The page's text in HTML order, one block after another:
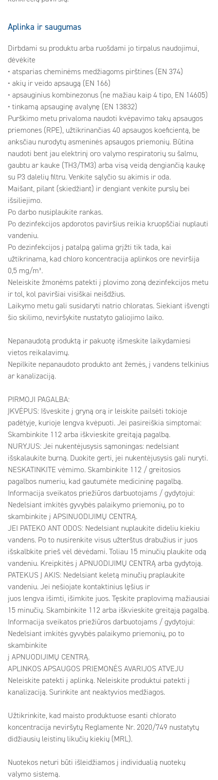
Aplinka ir saugumas
Dirbdami su produktu arba ruošdami jo tirpalus naudojimui,
dėvėkite
• atsparias cheminėms medžiagoms pirštines (EN 374)
• akių ir veido apsaugą (EN 166)
• apsauginius kombinezonus (ne mažiau kaip 4 tipo, EN 14605)
• tinkamą apsauginę avalynę (EN 13832)
Purškimo metu privaloma naudoti kvėpavimo takų apsaugos
priemones (RPE), užtikrinančias 40 apsaugos koeficientą, be
anksčiau nurodytų asmeninės apsaugos priemonių. Būtina
naudoti bent jau elektrinį oro valymo respiratorių su šalmu,
gaubtu ar kauke (TH3/TM3) arba visą veidą dengiančią kaukę
su P3 dalelių filtru. Venkite sąlyčio su akimis ir oda.
Maišant, pilant (skiedžiant) ir dengiant venkite purslų bei
išsiliejimo.
Po darbo nusiplaukite rankas.
Po dezinfekcijos apdorotos paviršius reikia kruopščiai nuplauti
vandeniu.
Po dezinfekcijos į patalpą galima grįžti tik tada, kai
užtikrinama, kad chloro koncentracija aplinkos ore neviršija
0,5 mg/m³.
Neleiskite žmonėms patekti į plovimo zoną dezinfekcijos metu
ir tol, kol paviršiai visiškai neišdžius.
Laikymo metu gali susidaryti natrio chloratas. Siekiant išvengti
šio skilimo, neviršykite nustatyto galiojimo laiko.
Nepanaudotą produktą ir pakuotę išmeskite laikydamiesi
vietos reikalavimų.
Nepilkite nepanaudoto produkto ant žemės, į vandens telkinius
ar kanalizaciją.
PIRMOJI PAGALBA:
ĮKVĖPUS: Išveskite į gryną orą ir leiskite pailsėti tokioje
padėtyje, kurioje lengva kvėpuoti. Jei pasireiškia simptomai:
Skambinkite 112 arba iškvieskite greitąją pagalbą.
NURYJUS: Jei nukentėjusysis sąmoningas: nedelsiant
išskalaukite burną. Duokite gerti, jei nukentėjusysis gali nuryti.
NESKATINKITE vėmimo. Skambinkite 112 / greitosios
pagalbos numeriu, kad gautumėte medicininę pagalbą.
Informacija sveikatos priežiūros darbuotojams / gydytojui:
Nedelsiant imkitės gyvybės palaikymo priemonių, po to
skambinkite į APSINUODIJIMŲ CENTRĄ.
JEI PATEKO ANT ODOS: Nedelsiant nuplaukite dideliu kiekiu
vandens. Po to nusirenkite visus užterštus drabužius ir juos
išskalbkite prieš vėl dėvėdami. Toliau 15 minučių plaukite odą
vandeniu. Kreipkitės į APNUODIJIMŲ CENTRĄ arba gydytoją.
PATEKUS Į AKIS: Nedelsiant keletą minučių praplaukite
vandeniu. Jei nešiojate kontaktinius lęšius ir
juos lengva išimti, išimkite juos. Tęskite praplovimą mažiausiai
15 minučių. Skambinkite 112 arba iškvieskite greitąją pagalbą.
Informacija sveikatos priežiūros darbuotojams / gydytojui:
Nedelsiant imkitės gyvybės palaikymo priemonių, po to
skambinkite
į APNUODIJIMŲ CENTRĄ.
APLINKOS APSAUGOS PRIEMONĖS AVARIJOS ATVEJU
Neleiskite patekti į aplinką. Neleiskite produktui patekti į
kanalizaciją. Surinkite ant neaktyvios medžiagos.
Užtikrinkite, kad maisto produktuose esanti chlorato
koncentracija neviršytų Reglamente Nr. 2020/749 nustatytų
didžiausių leistinų likučių kiekių (MRL).
Nuotekos neturi būti išleidžiamos į individualią nuotekų
valymo sistemą.